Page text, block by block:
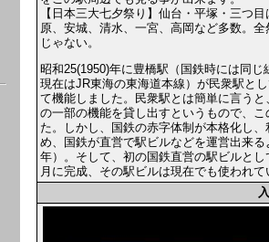
【日本三大七夕祭り】仙台・平塚・三つ目
原、安城、清水、一宮、高岡など多数。全
じゃない。
昭和25(1950)年に豊橋駅（国鉄時には同じ
現在はJR東海の東海道本線）が民衆駅と
て機能しました。民衆駅とは簡単に言う
の一部の機能を貸し出すというもので、
た。しかし、国鉄の赤字体制が本格化し
め、国鉄が直営で駅ビルなどを運営出来
年）。そして、初の国鉄直営の駅ビルと
月に完成、その駅ビルは現在でも使われて